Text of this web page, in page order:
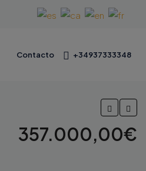
Contacto +34937333348
357.000,00€